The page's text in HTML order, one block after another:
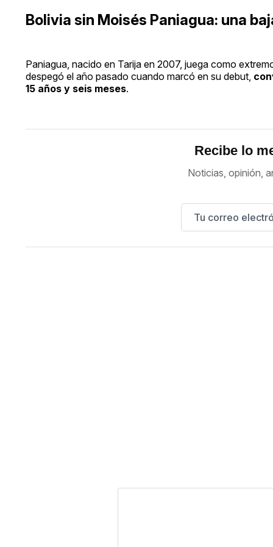
Bolivia sin Moisés Paniagua: una
Paniagua, nacido en Tarija en 2007, juega como
despegó el año pasado cuando marcó en su debut,
15 años y seis meses.
Recibe lo
Noticias, opinión,